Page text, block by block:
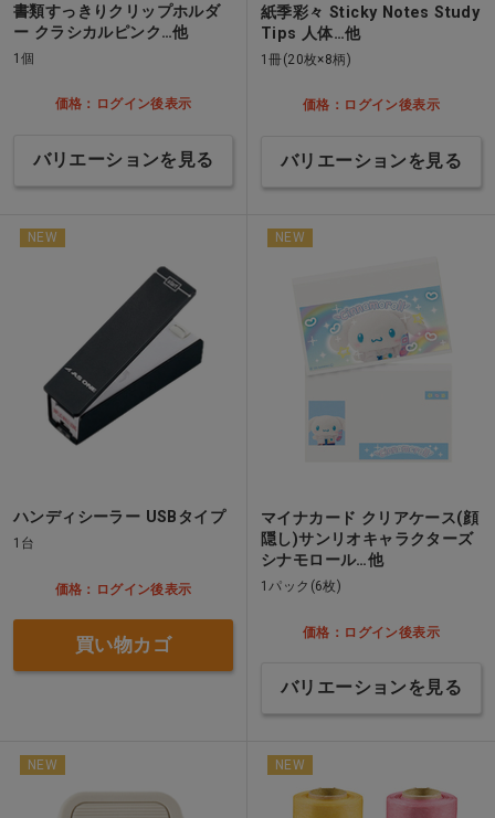
書類すっきりクリップホルダ
ー クラシカルピンク…他
1個
価格：ログイン後表示
バリエーションを見る
紙季彩々 Sticky Notes Study
Tips 人体…他
1冊(20枚×8柄)
価格：ログイン後表示
バリエーションを見る
NEW
ハンディシーラー USBタイプ
1台
価格：ログイン後表示
買い物カゴ
NEW
マイナカード クリアケース(顔
隠し)サンリオキャラクターズ
シナモロール…他
1パック(6枚)
価格：ログイン後表示
バリエーションを見る
NEW NEW